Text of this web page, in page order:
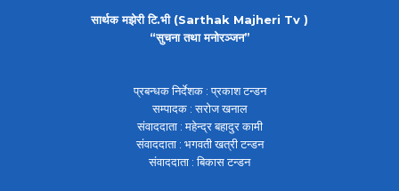
सार्थक मझेरी टि.भी (Sarthak Majheri Tv )
“सुचना तथा मनोरञ्जन”
प्रबन्धक निर्देशक : प्रकाश टन्डन
सम्पादक : सरोज खनाल
संवाददाता : महेन्द्र बहादुर कामी
संवाददाता : भगवती खत्री टन्डन
संवाददाता : बिकास टन्डन